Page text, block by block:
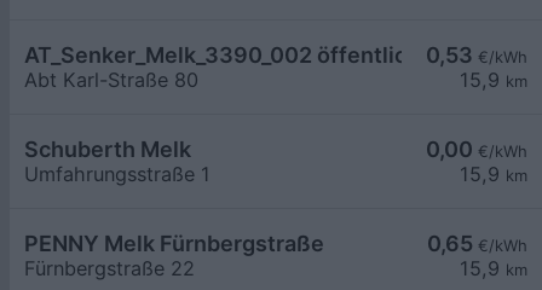
0,53 €/kWh
15,9 km
AT_Senker_Melk_3390_002 öffentlich
Abt Karl-Straße 80
0,00 €/kWh
15,9 km
Schuberth Melk
Umfahrungsstraße 1
0,65 €/kWh
15,9 km
PENNY Melk Fürnbergstraße
Fürnbergstraße 22